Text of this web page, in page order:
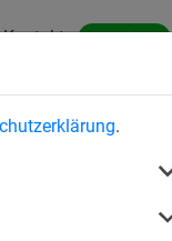
.
Kontakt Austria